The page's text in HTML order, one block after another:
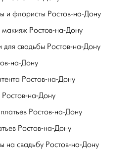
и флористы Ростов-на-Дону
Ростов-на-Дону
свадьбы Ростов-на-Дону
на-Дону
Ростов-на-Дону
на-Дону
Ростов-на-Дону
Ростов-на-Дону
на свадьбу Ростов-на-Дону